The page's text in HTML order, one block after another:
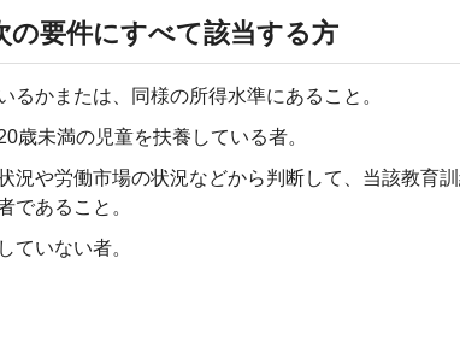
の要件にすべて該当する方
るかまたは、同様の所得水準にあること。
歳未満の児童を扶養している者。
況や労働市場の状況などから判断して、当該教育
であること。
ていない者。